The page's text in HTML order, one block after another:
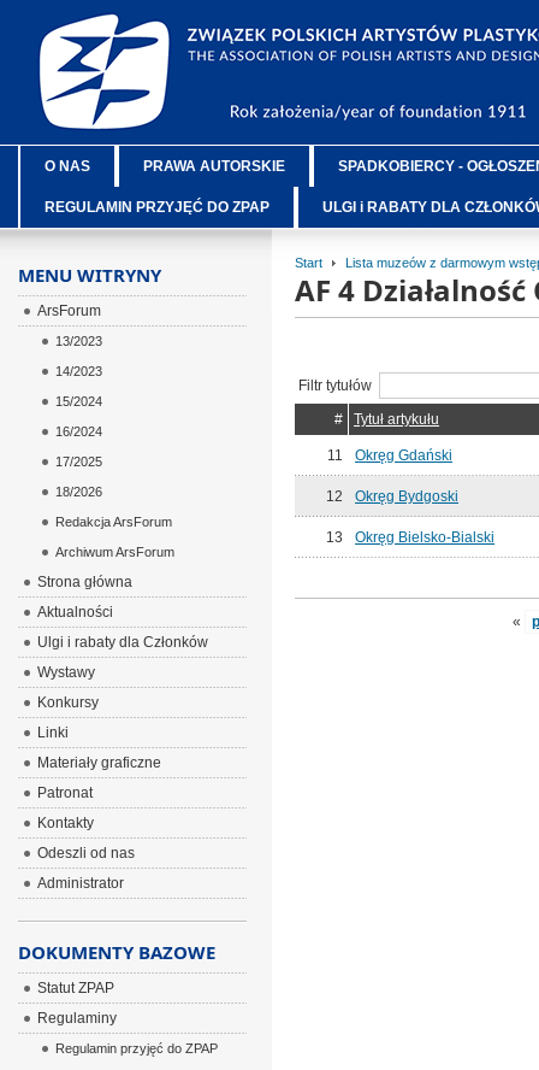
O NAS PRAWA AUTORSKIE SPADKOBIERCY -
REGULAMIN PRZYJĘĆ DO ZPAP ULGI i RABATY DLA
Start Lista muzeów z darmowym
AF 4
Filtr tytułów
#
Tytuł artykułu
11 Okręg Gdański
12 Okręg Bydgoski
13 Okręg Bielsko-Bialski
«
MENU WITRYNY
ArsForum
13/2023
14/2023
15/2024
16/2024
17/2025
18/2026
Redakcja ArsForum
Archiwum ArsForum
Strona główna
Aktualności
Ulgi i rabaty dla Członków
Wystawy
Konkursy
Linki
Materiały graficzne
Patronat
Kontakty
Odeszli od nas
Administrator
DOKUMENTY BAZOWE
Statut ZPAP
Regulaminy
Regulamin przyjęć do ZPAP